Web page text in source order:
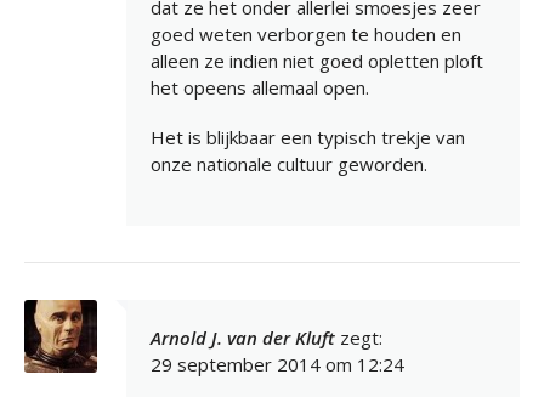
dat ze het onder allerlei smoesjes zeer
goed weten verborgen te houden en
alleen ze indien niet goed opletten ploft
het opeens allemaal open.
Het is blijkbaar een typisch trekje van
onze nationale cultuur geworden.
Arnold J. van der Kluft zegt:
29 september 2014 om 12:24